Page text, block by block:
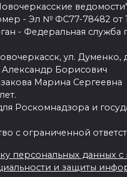
ведомости"
- Эл № ФС77-78482 от
- Федеральная служба
ул. Думенко,
Борисович
Марина Сергеевна
Роскомнадзора и
с ограниченной
персональных данных
и защиты